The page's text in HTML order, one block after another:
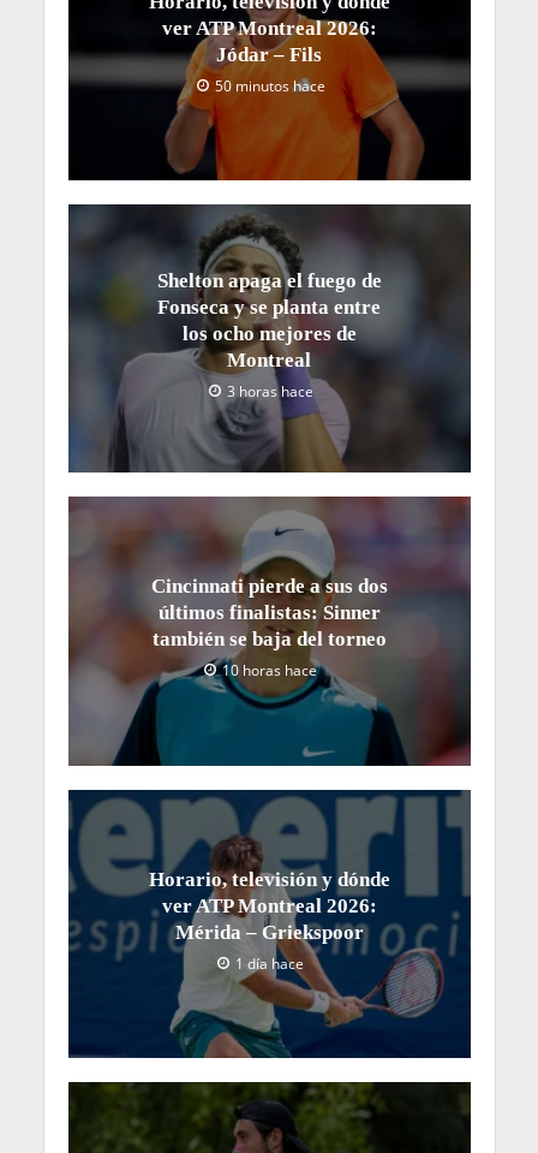
ver ATP Montreal 2026:
Jódar – Fils
50 minutos hace
Shelton apaga el fuego de
Fonseca y se planta entre
los ocho mejores de
Montreal
3 horas hace
Cincinnati pierde a sus dos
últimos finalistas: Sinner
también se baja del torneo
10 horas hace
Horario, televisión y dónde
ver ATP Montreal 2026:
Mérida – Griekspoor
1 día hace